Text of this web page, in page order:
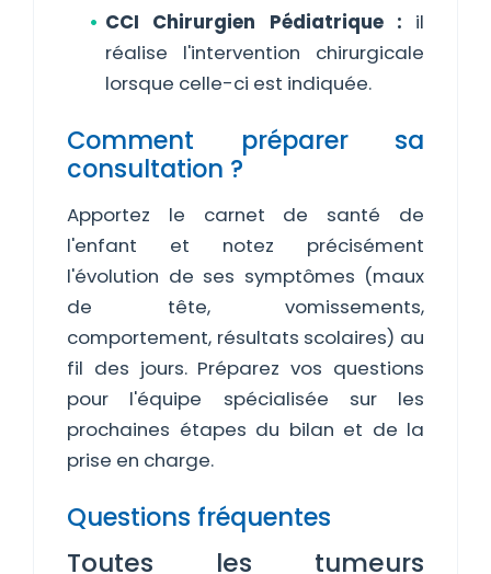
CCI Chirurgien Pédiatrique : il
réalise l'intervention chirurgicale
lorsque celle-ci est indiquée.
Comment préparer sa
consultation ?
Apportez le carnet de santé de
l'enfant et notez précisément
l'évolution de ses symptômes (maux
de tête, vomissements,
comportement, résultats scolaires) au
fil des jours. Préparez vos questions
pour l'équipe spécialisée sur les
prochaines étapes du bilan et de la
prise en charge.
Questions fréquentes
Toutes les tumeurs